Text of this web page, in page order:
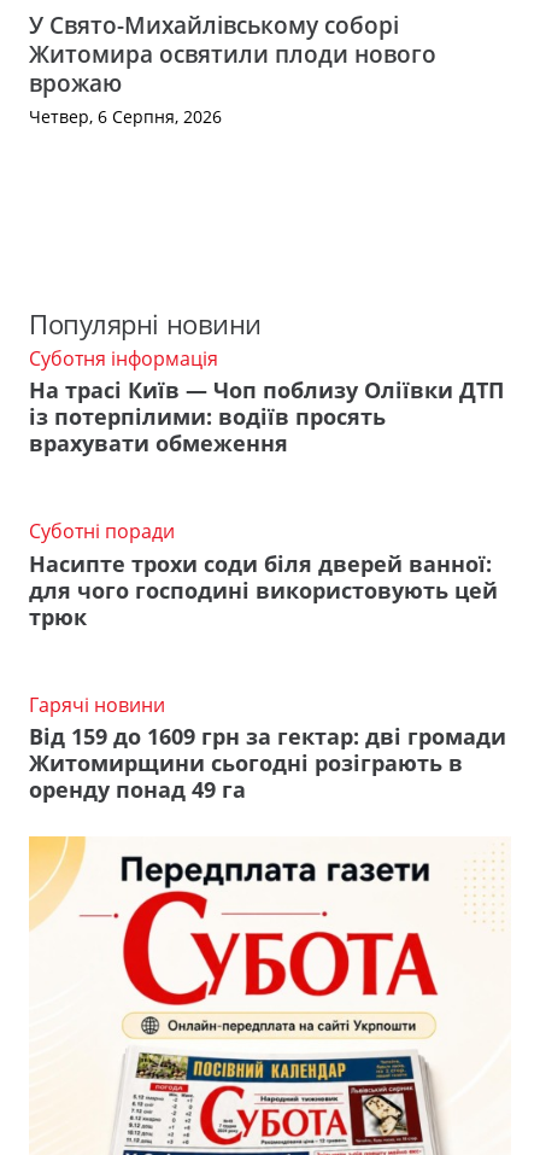
У Свято-Михайлівському соборі
Житомира освятили плоди нового
врожаю
Четвер, 6 Серпня, 2026
Популярні новини
Суботня інформація
На трасі Київ — Чоп поблизу Оліївки ДТП
із потерпілими: водіїв просять
врахувати обмеження
Суботні поради
Насипте трохи соди біля дверей ванної:
для чого господині використовують цей
трюк
Гарячі новини
Від 159 до 1609 грн за гектар: дві громади
Житомирщини сьогодні розіграють в
оренду понад 49 га